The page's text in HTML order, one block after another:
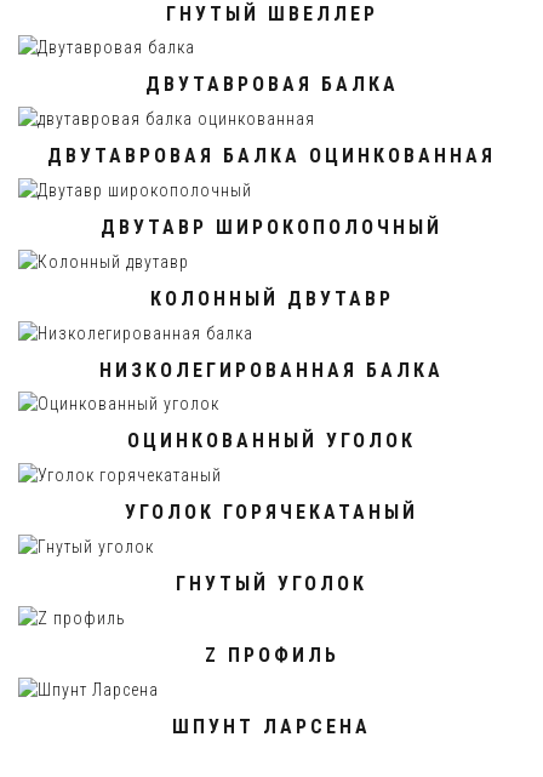
ГНУТЫЙ ШВЕЛЛЕР
ДВУТАВРОВАЯ БАЛКА
ДВУТАВРОВАЯ БАЛКА ОЦИНКОВАННАЯ
ДВУТАВР ШИРОКОПОЛОЧНЫЙ
КОЛОННЫЙ ДВУТАВР
НИЗКОЛЕГИРОВАННАЯ БАЛКА
ОЦИНКОВАННЫЙ УГОЛОК
УГОЛОК ГОРЯЧЕКАТАНЫЙ
ГНУТЫЙ УГОЛОК
Z ПРОФИЛЬ
ШПУНТ ЛАРСЕНА